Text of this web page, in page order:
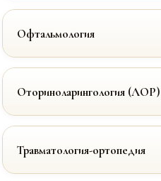
Офтальмология
Оториноларингология (ЛОР)
Травматология-ортопедия